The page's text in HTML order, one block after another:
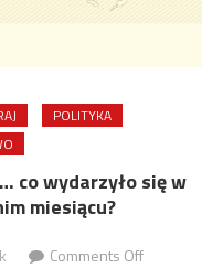
POLITYKA
co wydarzyło się w
miesiącu?
Comments Offon